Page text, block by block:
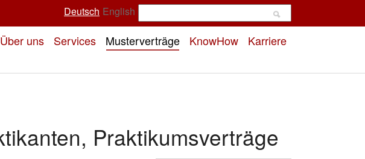
Deutsch English
Über uns Services Musterverträge KnowHow Karriere
Praktikumsverträge